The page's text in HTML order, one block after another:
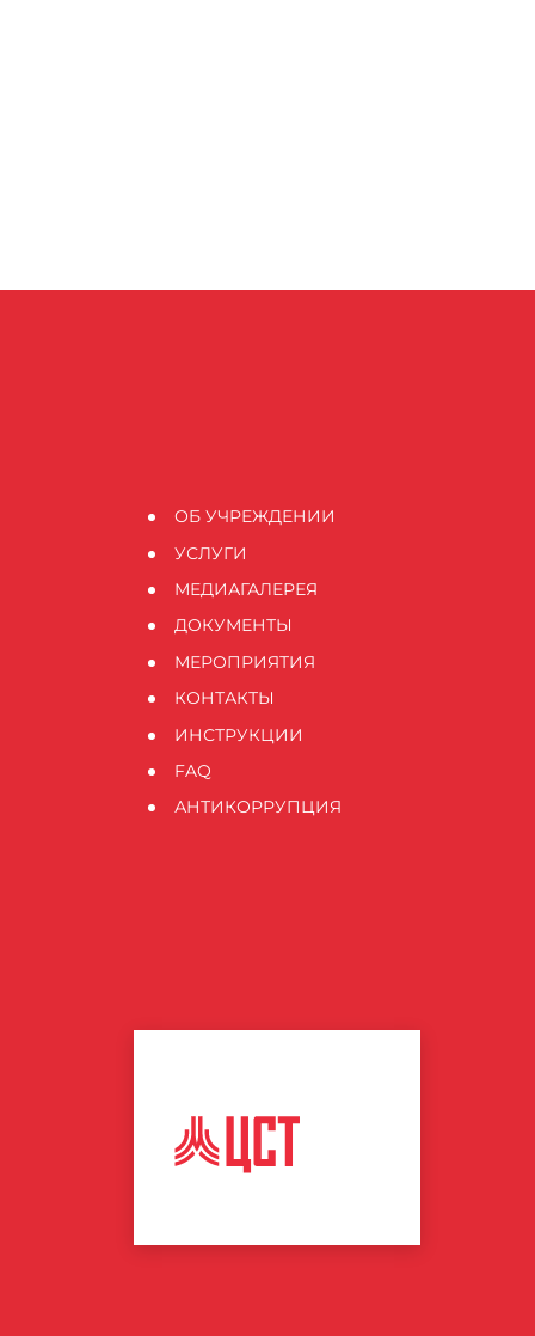
ОБ УЧРЕЖДЕНИИ
УСЛУГИ
МЕДИАГАЛЕРЕЯ
ДОКУМЕНТЫ
МЕРОПРИЯТИЯ
КОНТАКТЫ
ИНСТРУКЦИИ
FAQ
АНТИКОРРУПЦИЯ
ЦЕНТР